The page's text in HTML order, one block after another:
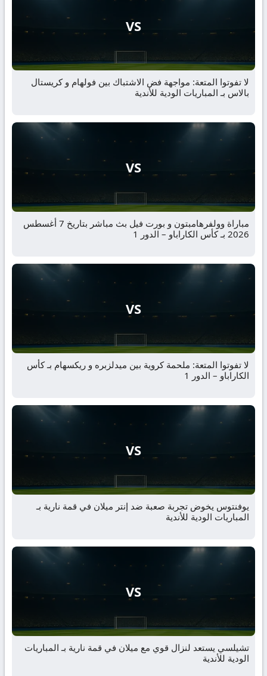
VS
لا تفوتوا المتعة: مواجهة فض الاشتباك بين فولهام و كريستال
بالاس بـ المباريات الودية للأندية
VS
مباراة وولفرهامبتون و بورت فيل بث مباشر بتاريخ 7 أغسطس
2026 بـ كأس الكاراباو – الدور 1
VS
لا تفوتوا المتعة: ملحمة كروية بين ميدلزبره و ريكسهام بـ كأس
الكاراباو – الدور 1
VS
يوفنتوس يخوض تجربة صعبة ضد إنتر ميلان في قمة نارية بـ
المباريات الودية للأندية
VS
تشيلسي يستعد لنزال قوي مع ميلان في قمة نارية بـ المباريات
الودية للأندية